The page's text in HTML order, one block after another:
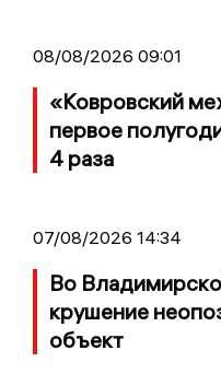
08/08/2026 09:01
«Ковровский
первое
4 раза
07/08/2026 14:34
Во
крушение
объект